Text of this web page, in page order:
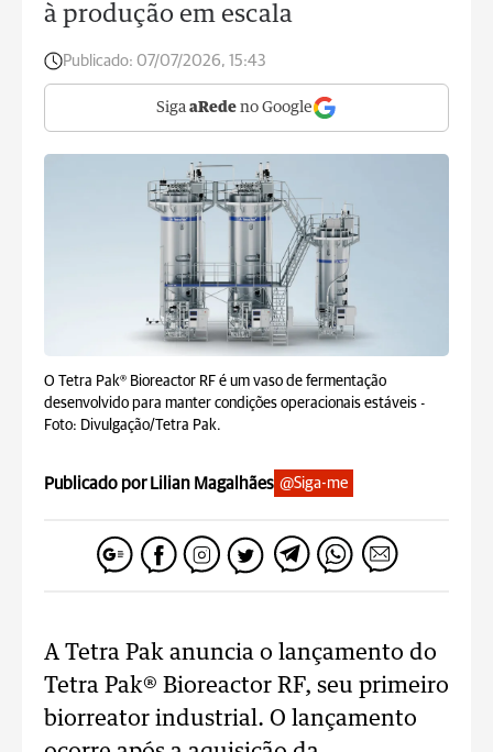
à produção em escala
Publicado: 07/07/2026, 15:43
Siga aRede no Google
O Tetra Pak® Bioreactor RF é um vaso de fermentação
desenvolvido para manter condições operacionais estáveis -
Foto: Divulgação/Tetra Pak.
Publicado por Lilian Magalhães @Siga-me
A Tetra Pak anuncia o lançamento do
Tetra Pak® Bioreactor RF, seu primeiro
biorreator industrial. O lançamento